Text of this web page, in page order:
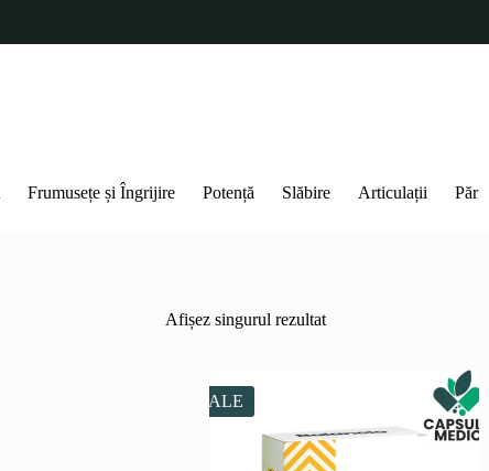
Frumusețe și Îngrijire Potență Slăbire Articulații Păr
Afișez singurul rezultat
SALE